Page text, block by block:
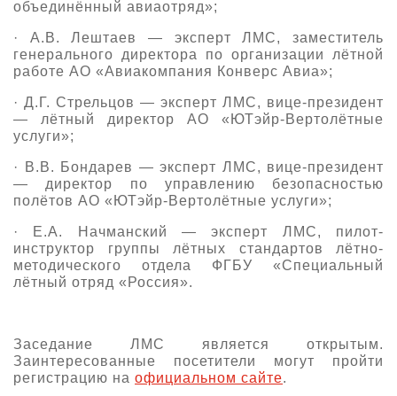
объединённый авиаотряд»;
· А.В. Лештаев — эксперт ЛМС, заместитель
генерального директора по организации лётной
работе АО «Авиакомпания Конверс Авиа»;
· Д.Г. Стрельцов — эксперт ЛМС, вице-президент
— лётный директор АО «ЮТэйр-Вертолётные
услуги»;
· В.В. Бондарев — эксперт ЛМС, вице-президент
— директор по управлению безопасностью
полётов АО «ЮТэйр-Вертолётные услуги»;
· Е.А. Начманский — эксперт ЛМС, пилот-
инструктор группы лётных стандартов лётно-
методического отдела ФГБУ «Специальный
лётный отряд «Россия».
Заседание ЛМС является открытым.
Заинтересованные посетители могут пройти
регистрацию на официальном сайте.